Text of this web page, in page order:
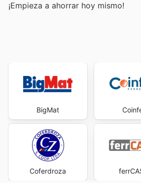
¡Empieza a ahorrar hoy mismo!
BigMat
Coferdroza